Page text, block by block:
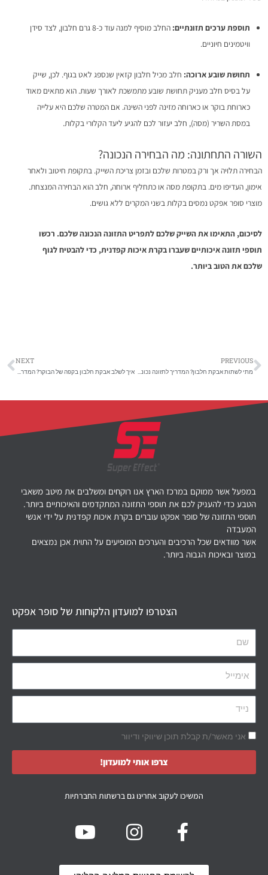
תוספת ערכים תזונתיים:
החלב מוסיף למנה עוד כ-8 גרם חלבון, לצד סידן
וויטמינים חיוניים.
תחושת שובע ארוכה: חלב מכיל חלבון קזאין שנספג לאט בגוף. לכן, שייק
על בסיס חלב מעניק תחושת שובע מתמשכת לאורך שעות. הוא מתאים מאוד
כארוחת בוקר או כארוחה מזינה לפני השינה. אם המטרה שלכם היא עלייה
במסת השריר (מסה), חלב יעזור לכם להגיע ליעד הקלורי בקלות.
השורה התחתונה: מה הבחירה הנכונה?
הבחירה תלויה אך ורק במטרות שלכם ובזמן צריכת השייק. בתקופת חיטוב ולאחר
אימון, העדיפו מים. בתקופת מסה או כתחליף ארוחה, חלב הוא הבחירה המנצחת.
מוצרי סופר אפקט נמסים בקלות בשני המקרים ללא גושים.
לסיכום, התאימו את השייק שלכם לתפריט התזונה הנכונה שלכם. רכשו
תוספי תזונה איכותיים שעברו בקרת איכות קפדנית, כדי להבטיח לגוף
שלכם את הטוב ביותר.
PREVIOUS
מתי לשתות אבקת חלבון? המדריך לתזונה נכונה סביב האימון
NEXT
איך לשלב אבקת חלבון בקפה של הבוקר? המדריך להתניע את היום
במפעל אשר ממוקם במרכז הארץ אנו רוקחים ומשלבים את מיטב משאבי
הטבע כדי להעניק לכם את תוספי התזונה המתקדמים והאיכותיים ביותר.
תוספי התזונה של סופר אפקט עוברים בקרת איכות קפדנית על ידי אנשי
המעבדה
אשר מוודאים שכל הרכיבים והערכים המופיעים על התוית אכן נמצאים
במוצר ובאיכות הגבוה ביותר.
הצטרפו למועדון הלקוחות של סופר אפקט
אני מאשר/ת קבלת תוכן שיווקי ודיוור
צרפו אותי למועדון!
המשיכו לעקוב אחרינו גם ברשתות החברתיות